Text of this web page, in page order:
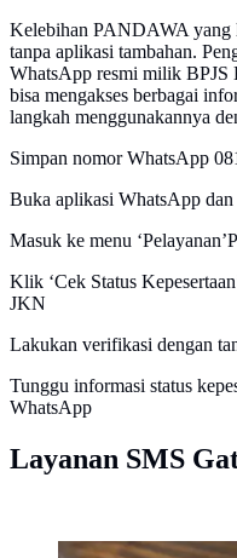
Kelebihan PANDAWA yang
tanpa aplikasi tambahan.
WhatsApp resmi milik BPJS
bisa mengakses berbagai
langkah menggunakannya
Simpan nomor WhatsApp
Buka aplikasi WhatsApp
Masuk ke menu
Klik ‘Cek Status
JKN
Lakukan verifikasi dengan
Tunggu informasi status
WhatsApp
Layanan SMS